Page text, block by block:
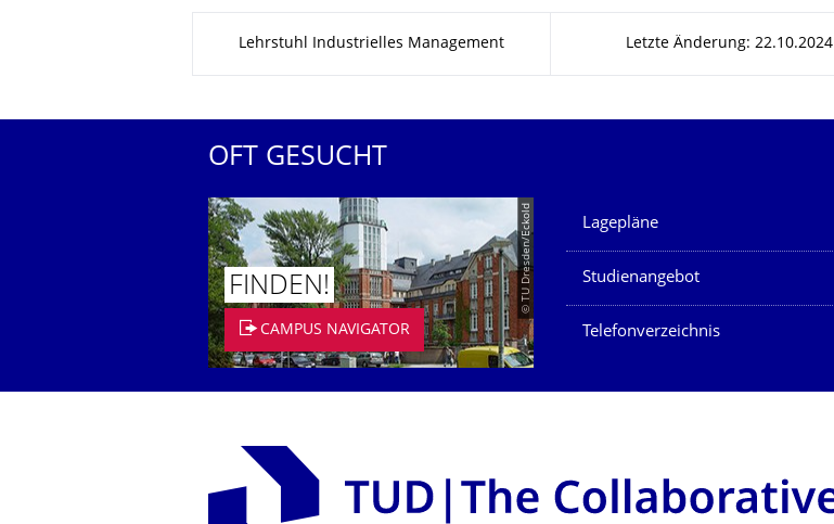
Lehrstuhl Industrielles Management Letzte Änderung: 22.10.2024
OFT GESUCHT
© TU Dresden/Eckold
FINDEN!
CAMPUS NAVIGATOR
Unsere Dienste
Lagepläne
Studienangebot
Telefonverzeichnis